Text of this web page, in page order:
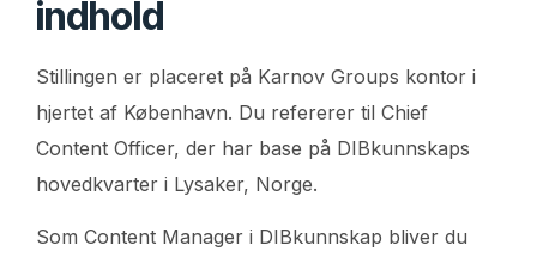
indhold
Stillingen er placeret på Karnov Groups kontor i
hjertet af København. Du refererer til Chief
Content Officer, der har base på DIBkunnskaps
hovedkvarter i Lysaker, Norge.
Som Content Manager i DIBkunnskap bliver du